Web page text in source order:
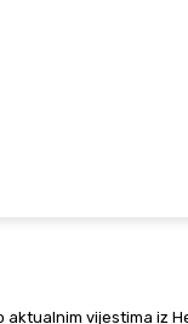
vijestima iz